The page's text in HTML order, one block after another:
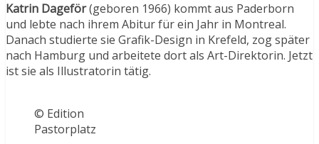
Katrin Dageför(geboren 1966) kommt aus Paderborn
und lebte nach ihrem Abitur für ein Jahr in Montreal.
Danach studierte sie Grafik-Design in Krefeld, zog später
nach Hamburg und arbeitete dort als Art-Direktorin. Jetzt
ist sie als Illustratorin tätig.
© Edition
Pastorplatz